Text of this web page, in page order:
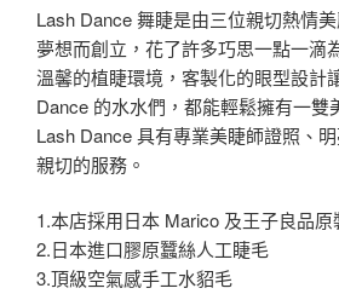
Lash Dance 舞睫是由三位親切熱情
夢想而創立，花了許多巧思一點一滴
溫馨的植睫環境，客製化的眼型設計
Dance 的水水們，都能輕鬆擁有一雙
Lash Dance 具有專業美睫師證照、
親切的服務。
1.本店採用日本 Marico 及王子良品
2.日本進口膠原蠶絲人工睫毛
3.頂級空氣感手工水貂毛